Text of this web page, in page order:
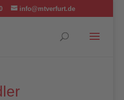
info@mtverfurt.de